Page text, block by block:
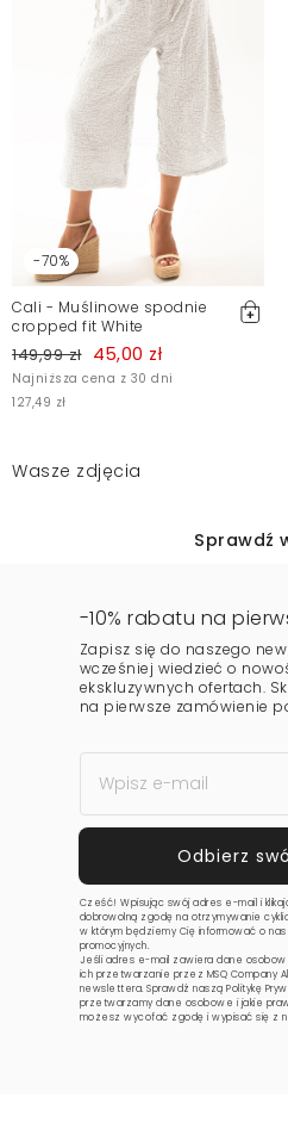
-70%
Cali - Muślinowe spodnie
cropped fit White
149,99 zł 45,00 zł
Najniższa cena z 30 dni
127,49 zł
Wasze zdjęcia
Sprawdź
-10% rabatu na
Zapisz się do naszego
wcześniej wiedzieć o
ekskluzywnych ofertach.
na pierwsze zamówienie
Cześć! Wpisując swój adres e-mail i
dobrowolną zgodę na otrzymywanie
w którym będziemy Cię informować o
promocyjnych.
Jeśli adres e-mail zawiera dane
ich przetwarzanie przez MSQ Company
newslettera. Sprawdź naszą Politykę
przetwarzamy dane osobowe i jakie
możesz wycofać zgodę i wypisać się z